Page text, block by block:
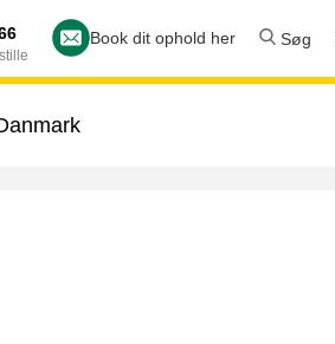
Book dit ophold her Søg